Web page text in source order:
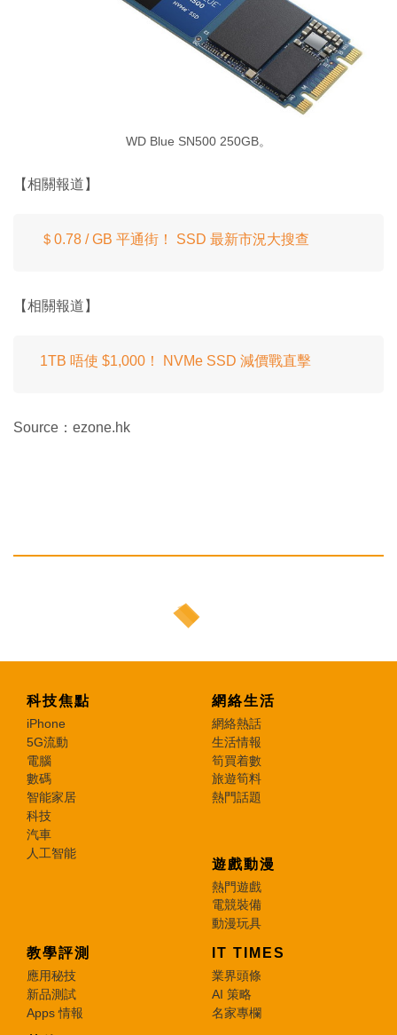
WD Blue SN500 250GB。
【相關報道】
＄0.78 / GB 平通街！ SSD 最新市況大搜查
【相關報道】
1TB 唔使 $1,000！ NVMe SSD 減價戰直擊
Source：ezone.hk
科技焦點
iPhone
5G流動
電腦
數碼
智能家居
科技
汽車
人工智能
網絡生活
網絡熱話
生活情報
筍買着數
旅遊筍料
熱門話題
遊戲動漫
熱門遊戲
電競裝備
動漫玩具
教學評測
應用秘技
新品測試
Apps 情報
IT TIMES
業界頭條
AI 策略
名家專欄